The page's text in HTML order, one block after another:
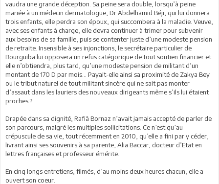
vaudra une grande déception. Sa peine sera double, lorsqu’à peine
mariée à un médecin dermatologue, Dr Abdelhamid Béji, qui lui donnera
trois enfants, elle perdra son époux, qui succombera à la maladie. Veuve,
avec ses enfants à charge, elle devra continuer à trimer pour subvenir
aux besoins de sa famille, puis se contenter juste d’une modeste pension
de retraite. Insensible à ses injonctions, le secrétaire particulier de
Bourguiba lui opposera un refus catégorique de tout soutien financier et
elle n’obtiendra, plus tard, qu’une modeste pension de militant d’un
montant de 170 D par mois… Payait-elle ainsi sa proximité de Zakya Bey
ou le tribut naturel de tout militant sincère qui ne sait pas monter
d’assaut dans les lauriers des nouveaux dirigeants même s’ils lui étaient
proches ?
Drapée dans sa dignité, Rafiâ Bornaz n’avait jamais accepté de parler de
son parcours, malgré les multiples sollicitations. Ce n’est qu’au
crépuscule de sa vie, tout récemment en 2010, qu’elle a fini par y céder,
livrant ainsi ses souvenirs à sa parente, Alia Baccar, docteur d’Etat en
lettres françaises et professeur émérite.
En cinq longs entretiens, filmés, d’au moins deux heures chacun, elle a
ouvert son coeur.